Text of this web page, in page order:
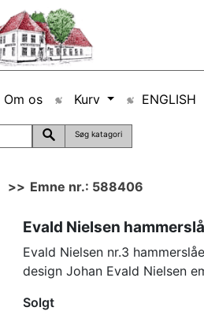
Om os Kurv ENGLISH
Søg katagori
>> Emne nr.: 588406
Evald Nielsen
Evald Nielsen nr.3
design Johan Evald Nielsen
Solgt